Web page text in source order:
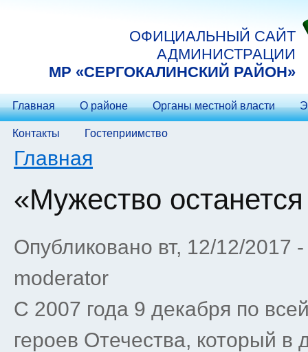
ОФИЦИАЛЬНЫЙ САЙТ
АДМИНИСТРАЦИИ
МP «СЕРГОКАЛИНСКИЙ РАЙОН»
Главная О районе Органы местной власти
Контакты Гостеприимство
Вы здесь
Главная
«Мужество
Опубликовано вт, 12/12/2017
moderator
С 2007 года 9 декабря по
героев Отечества, который